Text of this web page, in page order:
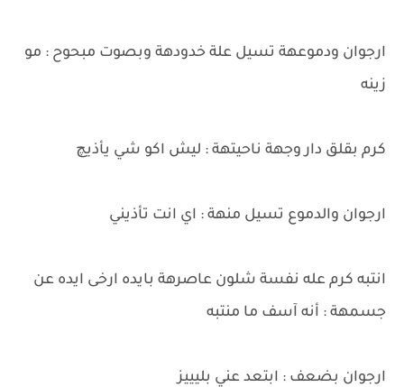
ارجوان ودموعهة تسيل علة خدودهة وبصوت مبحوح : مو
زينه
كرم بقلق دار وجهة ناحيتهة : ليش اكو شي يأذيچ
ارجوان والدموع تسيل منهة : اي انت تأذيني
انتبه كرم عله نفسة شلون عاصرهة بايده ارخى ايده عن
جسمهة : أنه آسف ما منتبه
ارجوان بضعف : ابتعد عني بليييز